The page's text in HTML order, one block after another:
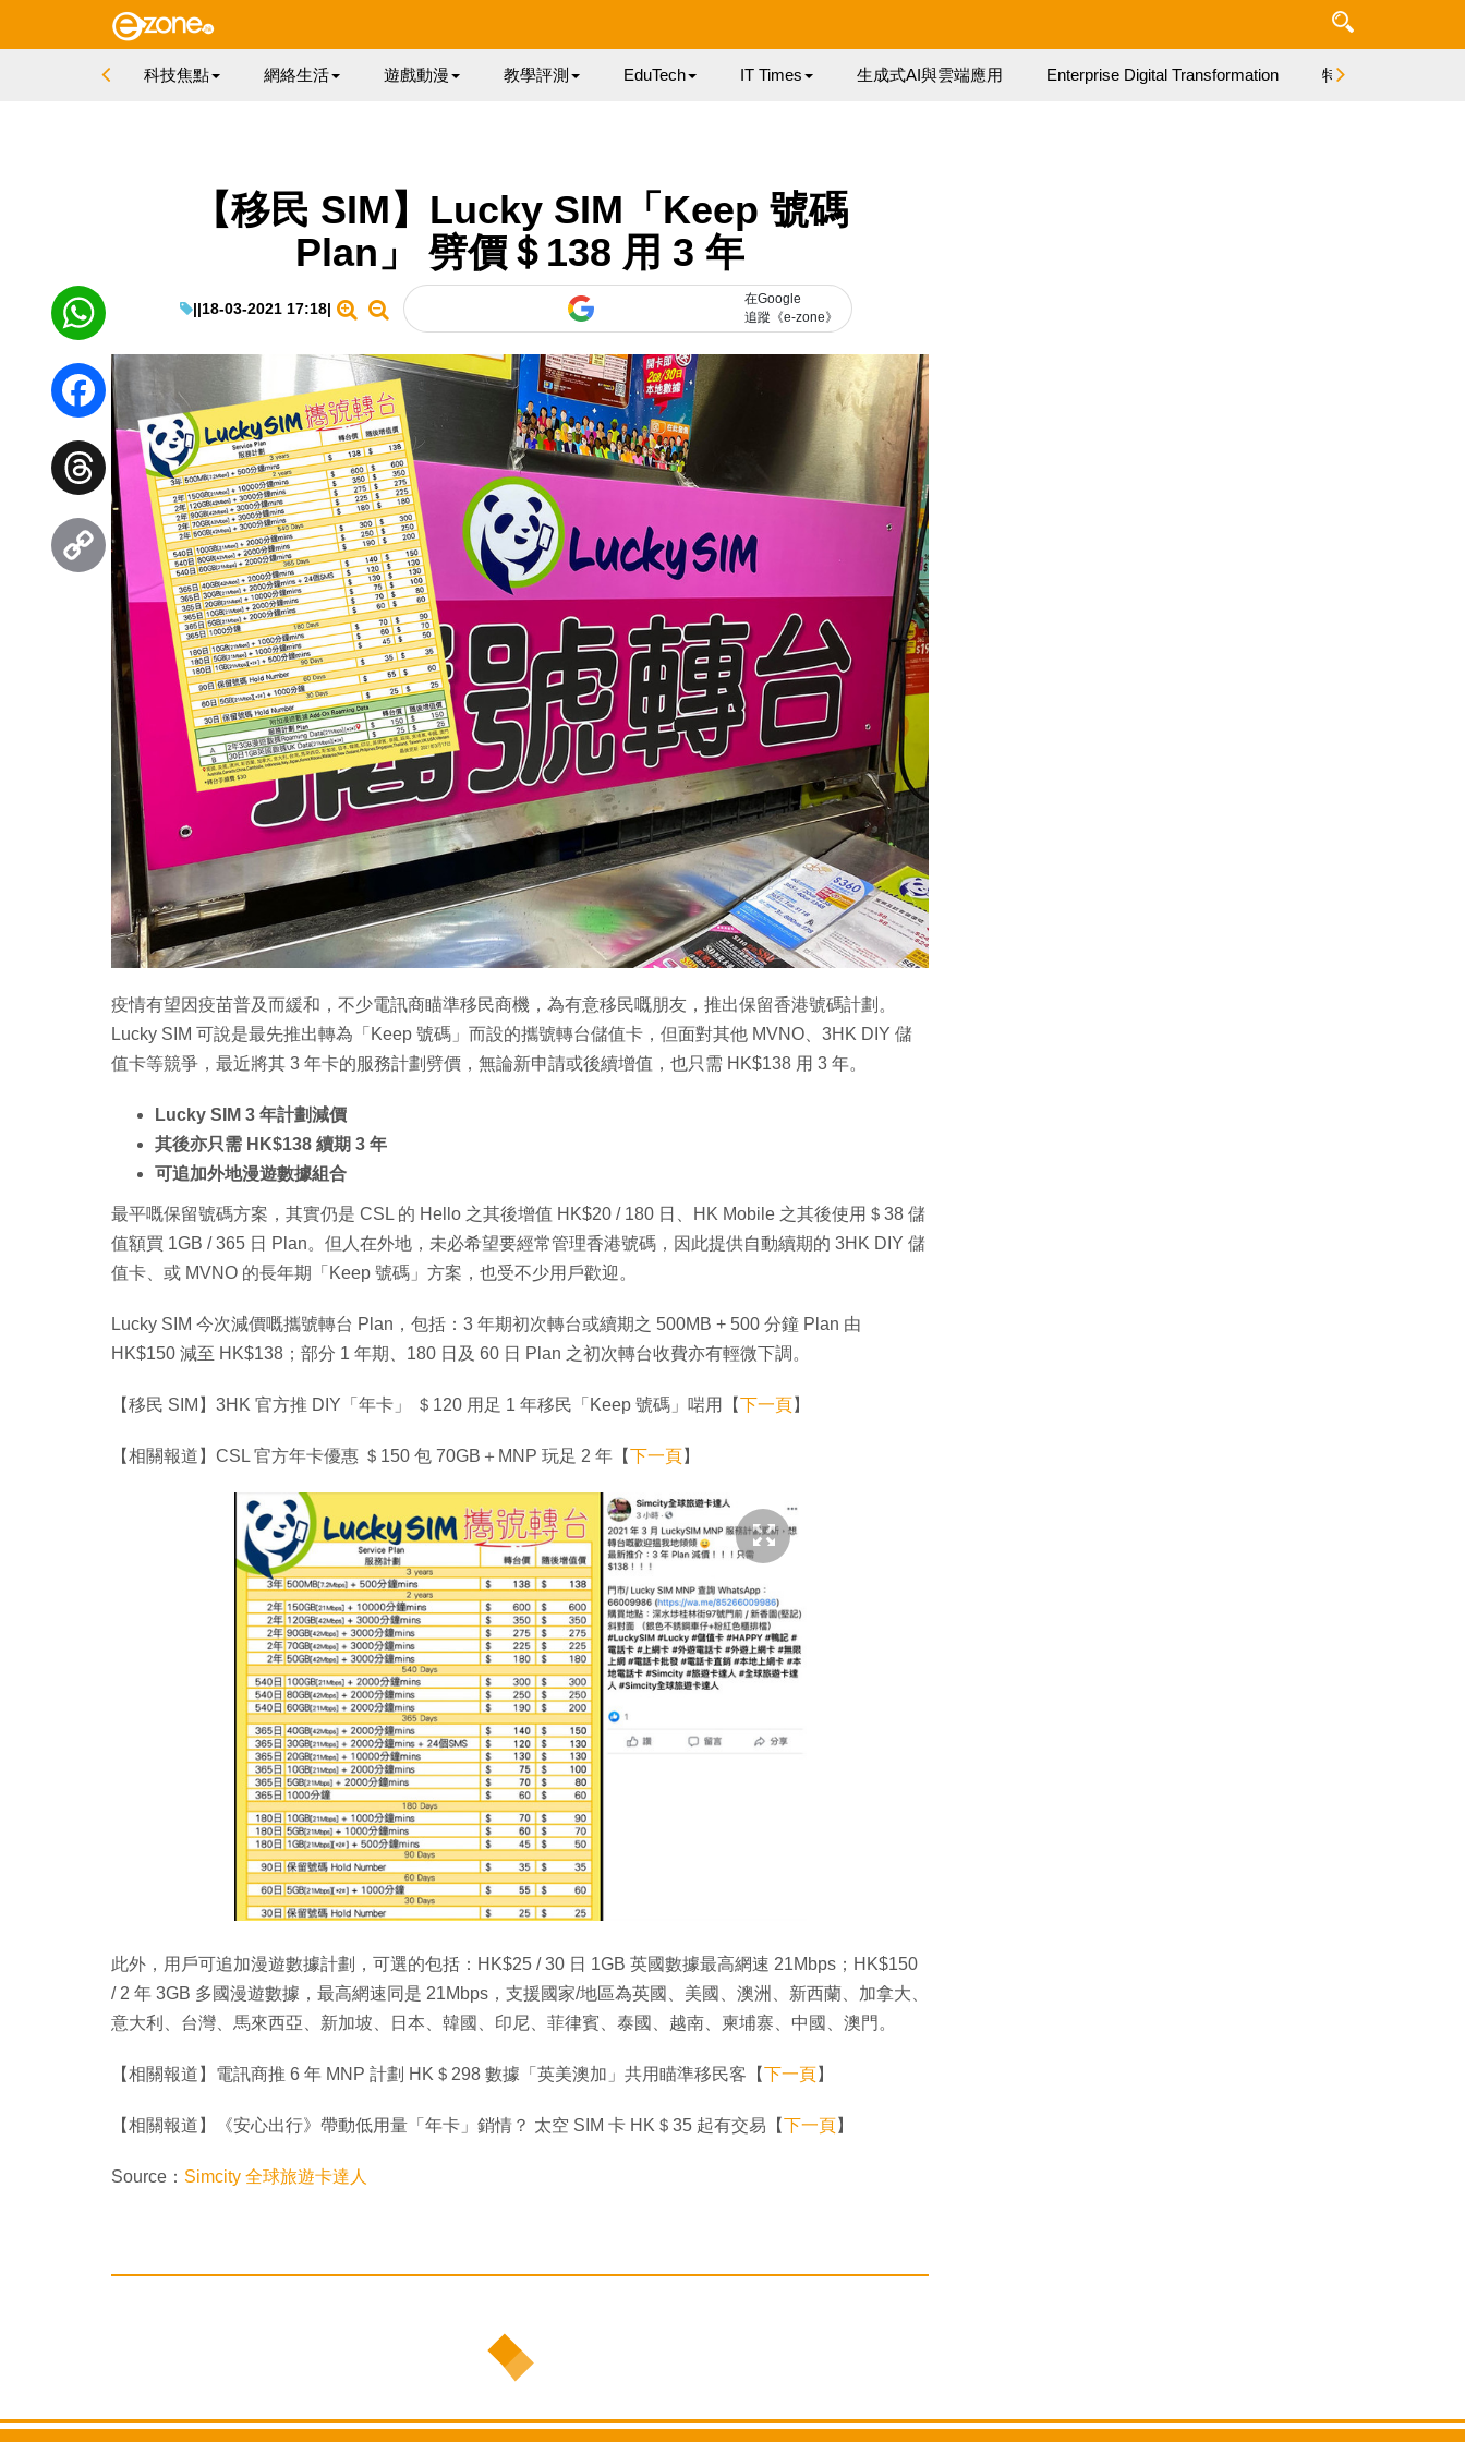
科技焦點 網絡生活 遊戲動漫 教學評測 EduTech IT Times 生成式AI與雲端應用 Enterprise Digital Transformation 特集
【移民 SIM】Lucky SIM「Keep 號碼
Plan」 劈價＄138 用 3 年
||18-03-2021 17:18|
在Google
追蹤《e-zone》
疫情有望因疫苗普及而緩和，不少電訊商瞄準移民商機，為有意移民嘅朋友，推出保留香港號碼計劃。
Lucky SIM 可說是最先推出轉為「Keep 號碼」而設的攜號轉台儲值卡，但面對其他 MVNO、3HK DIY 儲
值卡等競爭，最近將其 3 年卡的服務計劃劈價，無論新申請或後續增值，也只需 HK$138 用 3 年。
Lucky SIM 3 年計劃減價
其後亦只需 HK$138 續期 3 年
可追加外地漫遊數據組合
最平嘅保留號碼方案，其實仍是 CSL 的 Hello 之其後增值 HK$20 / 180 日、HK Mobile 之其後使用＄38 儲
值額買 1GB / 365 日 Plan。但人在外地，未必希望要經常管理香港號碼，因此提供自動續期的 3HK DIY 儲
值卡、或 MVNO 的長年期「Keep 號碼」方案，也受不少用戶歡迎。
Lucky SIM 今次減價嘅攜號轉台 Plan，包括：3 年期初次轉台或續期之 500MB + 500 分鐘 Plan 由
HK$150 減至 HK$138；部分 1 年期、180 日及 60 日 Plan 之初次轉台收費亦有輕微下調。
【移民 SIM】3HK 官方推 DIY「年卡」 ＄120 用足 1 年移民「Keep 號碼」啱用【下一頁】
【相關報道】CSL 官方年卡優惠 ＄150 包 70GB＋MNP 玩足 2 年【下一頁】
此外，用戶可追加漫遊數據計劃，可選的包括：HK$25 / 30 日 1GB 英國數據最高網速 21Mbps；HK$150
/ 2 年 3GB 多國漫遊數據，最高網速同是 21Mbps，支援國家/地區為英國、美國、澳洲、新西蘭、加拿大、
意大利、台灣、馬來西亞、新加坡、日本、韓國、印尼、菲律賓、泰國、越南、柬埔寨、中國、澳門。
【相關報道】電訊商推 6 年 MNP 計劃 HK＄298 數據「英美澳加」共用瞄準移民客【下一頁】
【相關報道】《安心出行》帶動低用量「年卡」銷情？ 太空 SIM 卡 HK＄35 起有交易【下一頁】
Source： Simcity 全球旅遊卡達人
WhatsApp
Facebook
Threads
Copy
Link